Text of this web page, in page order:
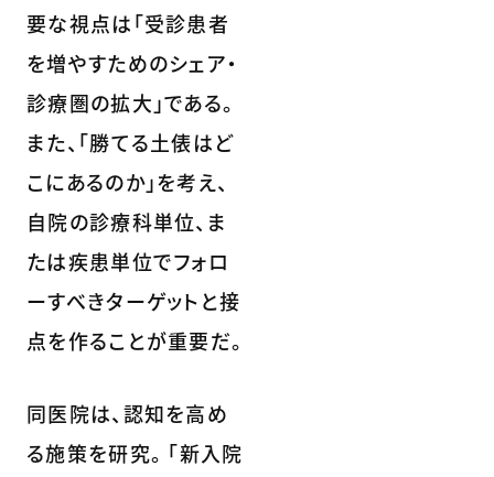
要な視点は「受診患者
を増やすためのシェア・
診療圏の拡大」である。
また、「勝てる土俵はど
こにあるのか」を考え、
自院の診療科単位、ま
たは疾患単位でフォロ
ーすべきターゲットと接
点を作ることが重要だ。
同医院は、認知を高め
る施策を研究。 「新入院